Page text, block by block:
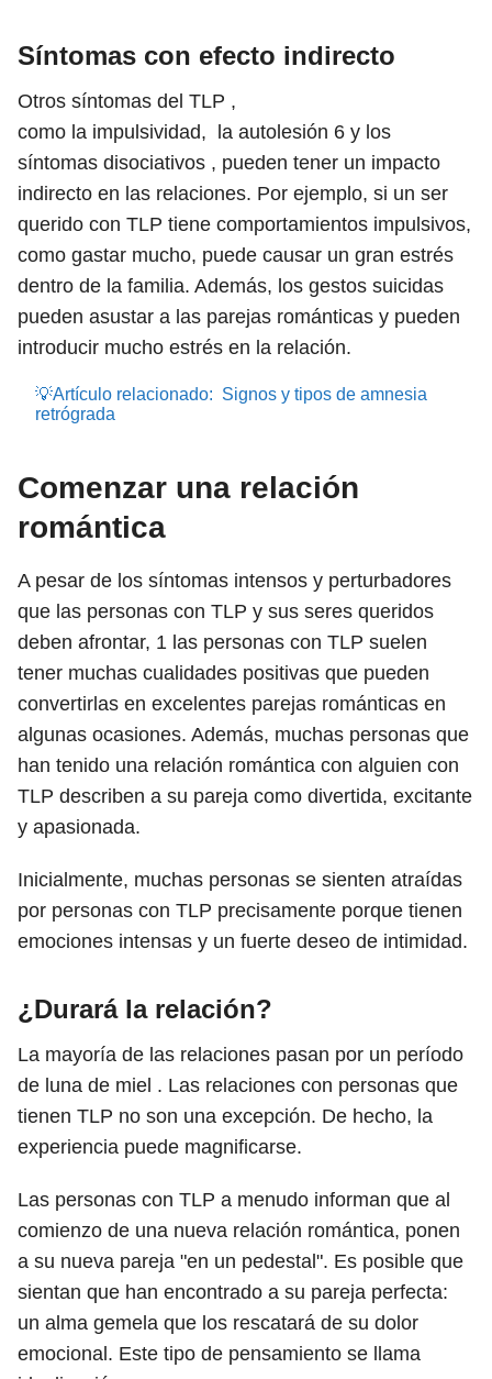
Síntomas con efecto indirecto
Otros síntomas del TLP ,
como la impulsividad, la autolesión 6 y los
síntomas disociativos , pueden tener un impacto
indirecto en las relaciones. Por ejemplo, si un ser
querido con TLP tiene comportamientos impulsivos,
como gastar mucho, puede causar un gran estrés
dentro de la familia. Además, los gestos suicidas
pueden asustar a las parejas románticas y pueden
introducir mucho estrés en la relación.
💡Artículo relacionado: Signos y tipos de amnesia
retrógrada
Comenzar una relación
romántica
A pesar de los síntomas intensos y perturbadores
que las personas con TLP y sus seres queridos
deben afrontar, 1 las personas con TLP suelen
tener muchas cualidades positivas que pueden
convertirlas en excelentes parejas románticas en
algunas ocasiones. Además, muchas personas que
han tenido una relación romántica con alguien con
TLP describen a su pareja como divertida, excitante
y apasionada.
Inicialmente, muchas personas se sienten atraídas
por personas con TLP precisamente porque tienen
emociones intensas y un fuerte deseo de intimidad.
¿Durará la relación?
La mayoría de las relaciones pasan por un período
de luna de miel . Las relaciones con personas que
tienen TLP no son una excepción. De hecho, la
experiencia puede magnificarse.
Las personas con TLP a menudo informan que al
comienzo de una nueva relación romántica, ponen
a su nueva pareja "en un pedestal". Es posible que
sientan que han encontrado a su pareja perfecta:
un alma gemela que los rescatará de su dolor
emocional. Este tipo de pensamiento se llama